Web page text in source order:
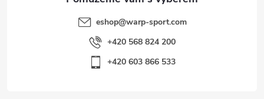
eshop@warp-sport.com
+420 568 824 200
+420 603 866 533